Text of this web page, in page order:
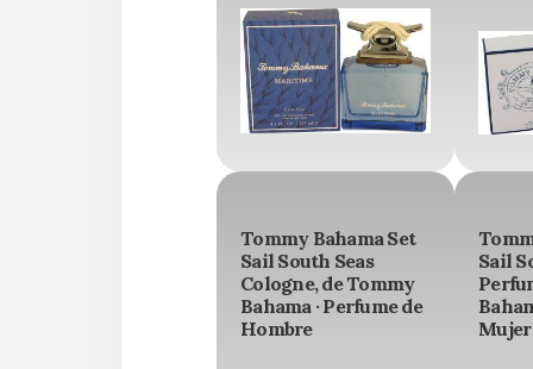
Tommy Bahama Set
Sail South Seas
Cologne, de Tommy
Bahama · Perfume de
Hombre
Sail
Mujer